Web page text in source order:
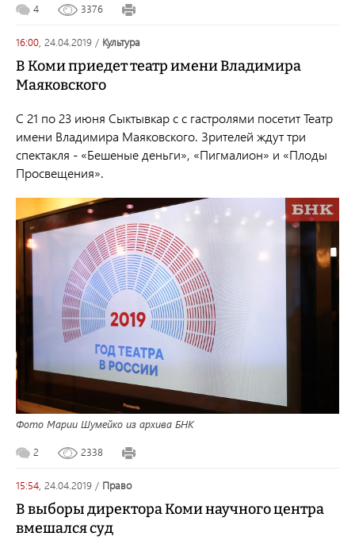
4 3376
16:00, 24.04.2019 / культура
В Коми приедет театр имени Владимира
Маяковского
С 21 по 23 июня Сыктывкар с с гастролями посетит Театр
имени Владимира Маяковского. Зрителей ждут три
спектакля - «Бешеные деньги», «Пигмалион» и «Плоды
Просвещения».
Фото Марии Шумейко из архива БНК
2 2338
15:54, 24.04.2019 / право
В выборы директора Коми научного центра
вмешался суд